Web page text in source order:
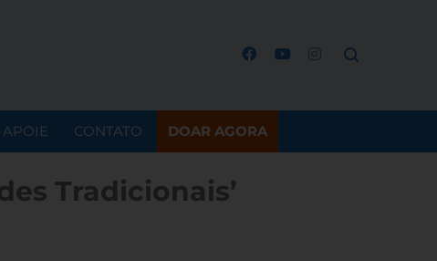
APOIE CONTATO DOAR AGORA
Tradicionais’